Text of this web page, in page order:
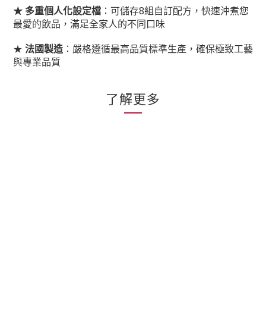
★ 多重個人化設定檔 ：可儲存8組自訂配方，快速沖煮您
最愛的飲品，滿足全家人的不同口味
★ 法國製造 ：嚴格遵循最高品質標準生產，確保極致工藝
與專業品質
了解更多